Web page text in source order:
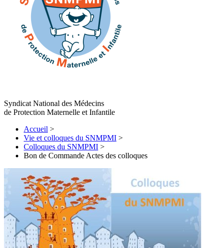
Syndicat National des Médecins
de Protection Maternelle et Infantile
Accueil >
Vie et colloques du SNMPMI >
Colloques du SNMPMI >
Bon de Commande Actes des colloques